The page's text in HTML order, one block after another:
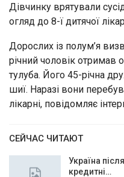
Дівчинку врятували
огляд до 8-ї дитячої
Дорослих із полум’я
річний чоловік отримав
тулуба. Його 45-річна
шиї. Наразі вони
лікарні, повідомляє
СЕЙЧАС ЧИТАЮТ
Україна
кредитні…